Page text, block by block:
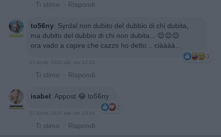
· Ti stimo · Rispondi
to56ny: Syrdal non dubito del dubbio di chi dubita,
ma dubito del dubbio di chi non dubita... 😌😌😌
ora vado a capire che cazzo ho detto... ciàààà...
3
27 Aprile 2020 alle ore 12:33
· Ti stimo · Rispondi
isabel: Appost 😂 to56ny
2
27 Aprile 2020 alle ore 13:49
· Ti stimo · Rispondi